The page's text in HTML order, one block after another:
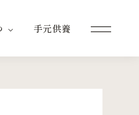
手元供養